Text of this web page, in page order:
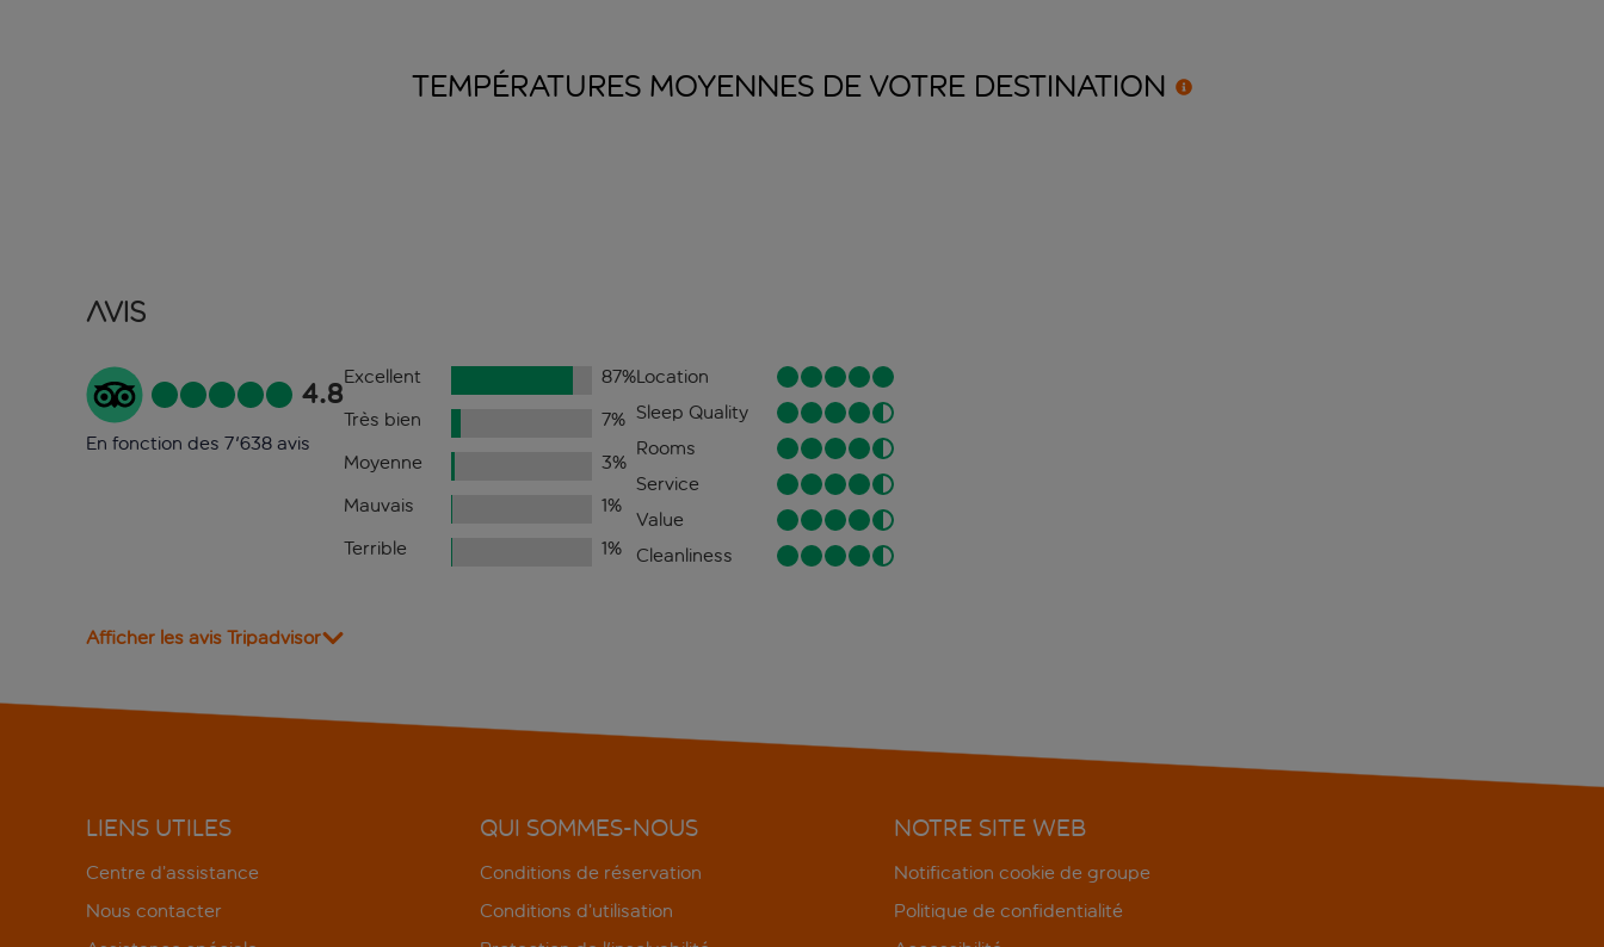
TEMPÉRATURES MOYENNES DE VOTRE DESTINATION
Avis
4.8
En fonction des 7'638 avis
Excellent 87%
Très bien
7%
Moyenne
3%
Mauvais
1%
Terrible
1%
Location
Sleep Quality
Rooms
Service
Value
Cleanliness
Afficher les avis Tripadvisor
LIENS UTILES
Centre d’assistance
Nous contacter
QUI SOMMES-NOUS
Conditions de réservation
Conditions d’utilisation
NOTRE SITE WEB
Notification cookie de groupe
Politique de confidentialité